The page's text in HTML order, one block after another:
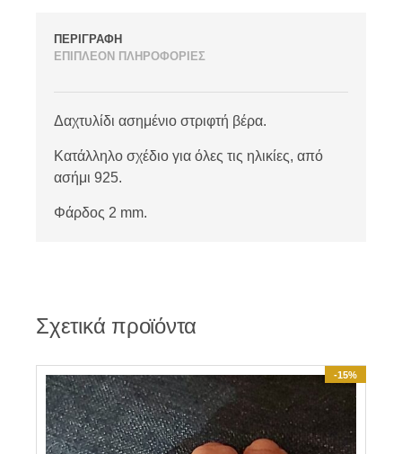
ΠΕΡΙΓΡΑΦΗ
ΕΠΙΠΛΕΟΝ ΠΛΗΡΟΦΟΡΙΕΣ
Δαχτυλίδι ασημένιο στριφτή βέρα.
Κατάλληλο σχέδιο για όλες τις ηλικίες, από
ασήμι 925.
Φάρδος 2 mm.
Σχετικά προϊόντα
-15%